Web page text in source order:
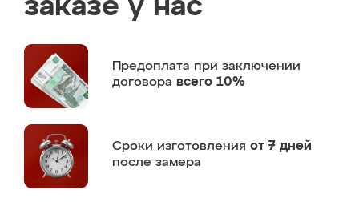
заказе у нас
Предоплата при заключении
договора всего 10%
Сроки изготовления от 7 дней
после замера